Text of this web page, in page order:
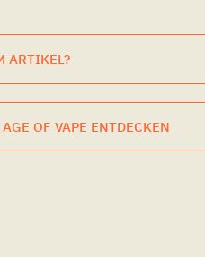
ARTIKEL?
OF VAPE ENTDECKEN